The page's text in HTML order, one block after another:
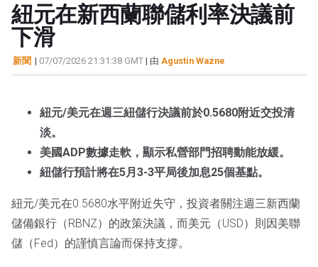
紐元在新西蘭聯儲利率決議前
下滑
新聞 | 07/07/2026 21:31:38 GMT | 由 Agustin Wazne
紐元/美元在週三紐儲行決議前於0.5680附近交投清
淡。
美國ADP數據走軟，顯示私營部門招聘動能放緩。
紐儲行預計將在5月3-3平局後加息25個基點。
紐元/美元在0.5680水平附近失守，投資者關注週三新西蘭
儲備銀行（RBNZ）的政策決議，而美元（USD）則因美聯
儲（Fed）的謹慎言論而保持支撐。